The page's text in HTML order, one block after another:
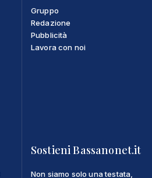
Gruppo
Redazione
Pubblicità
Lavora con noi
Sostieni Bassanonet.it
Non siamo solo una testata,